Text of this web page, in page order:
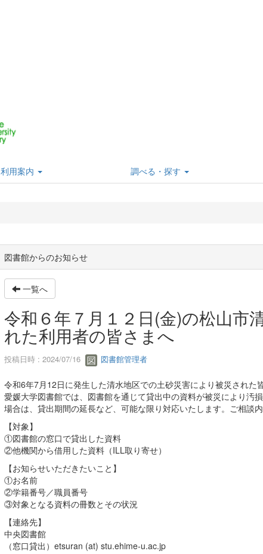
利用案内 調べる・探す
図書館からのお知らせ
一覧へ
令和６年７月１２日(金)の松山市
れた利用者の皆さまへ
投稿日時 : 2024/07/16 図書館管理者
令和6年7月12日に発生した清水地区での土砂災害により被災された
愛媛大学図書館では、図書館を通じて貸出中の資料が被災により汚
場合は、貸出期間の延長など、可能な限り対応いたします。ご相談
【対象】
①図書館の窓口で貸出した資料
②他機関から借用した資料（ILL取り寄せ）
【お知らせいただきたいこと】
①お名前
②学籍番号／職員番号
③対象となる資料の冊数とその状況
【連絡先】
中央図書館
（窓口貸出）etsuran (at) stu.ehime-u.ac.jp